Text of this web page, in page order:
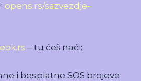
opens.rs/sazvezdje-
– tu ćeš naći:
i besplatne SOS brojeve